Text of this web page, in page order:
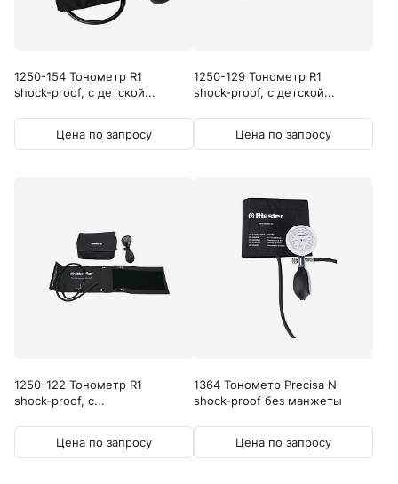
1250-154 Тонометр R1
shock-proof, с детской...
Цена по запросу
1250-129 Тонометр R1
shock-proof, с детской...
Цена по запросу
1250-122 Тонометр R1
shock-proof, с...
Цена по запросу
1364 Тонометр Precisa N
shock-proof без манжеты
Цена по запросу